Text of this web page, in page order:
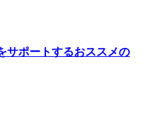
サポートするおススメの